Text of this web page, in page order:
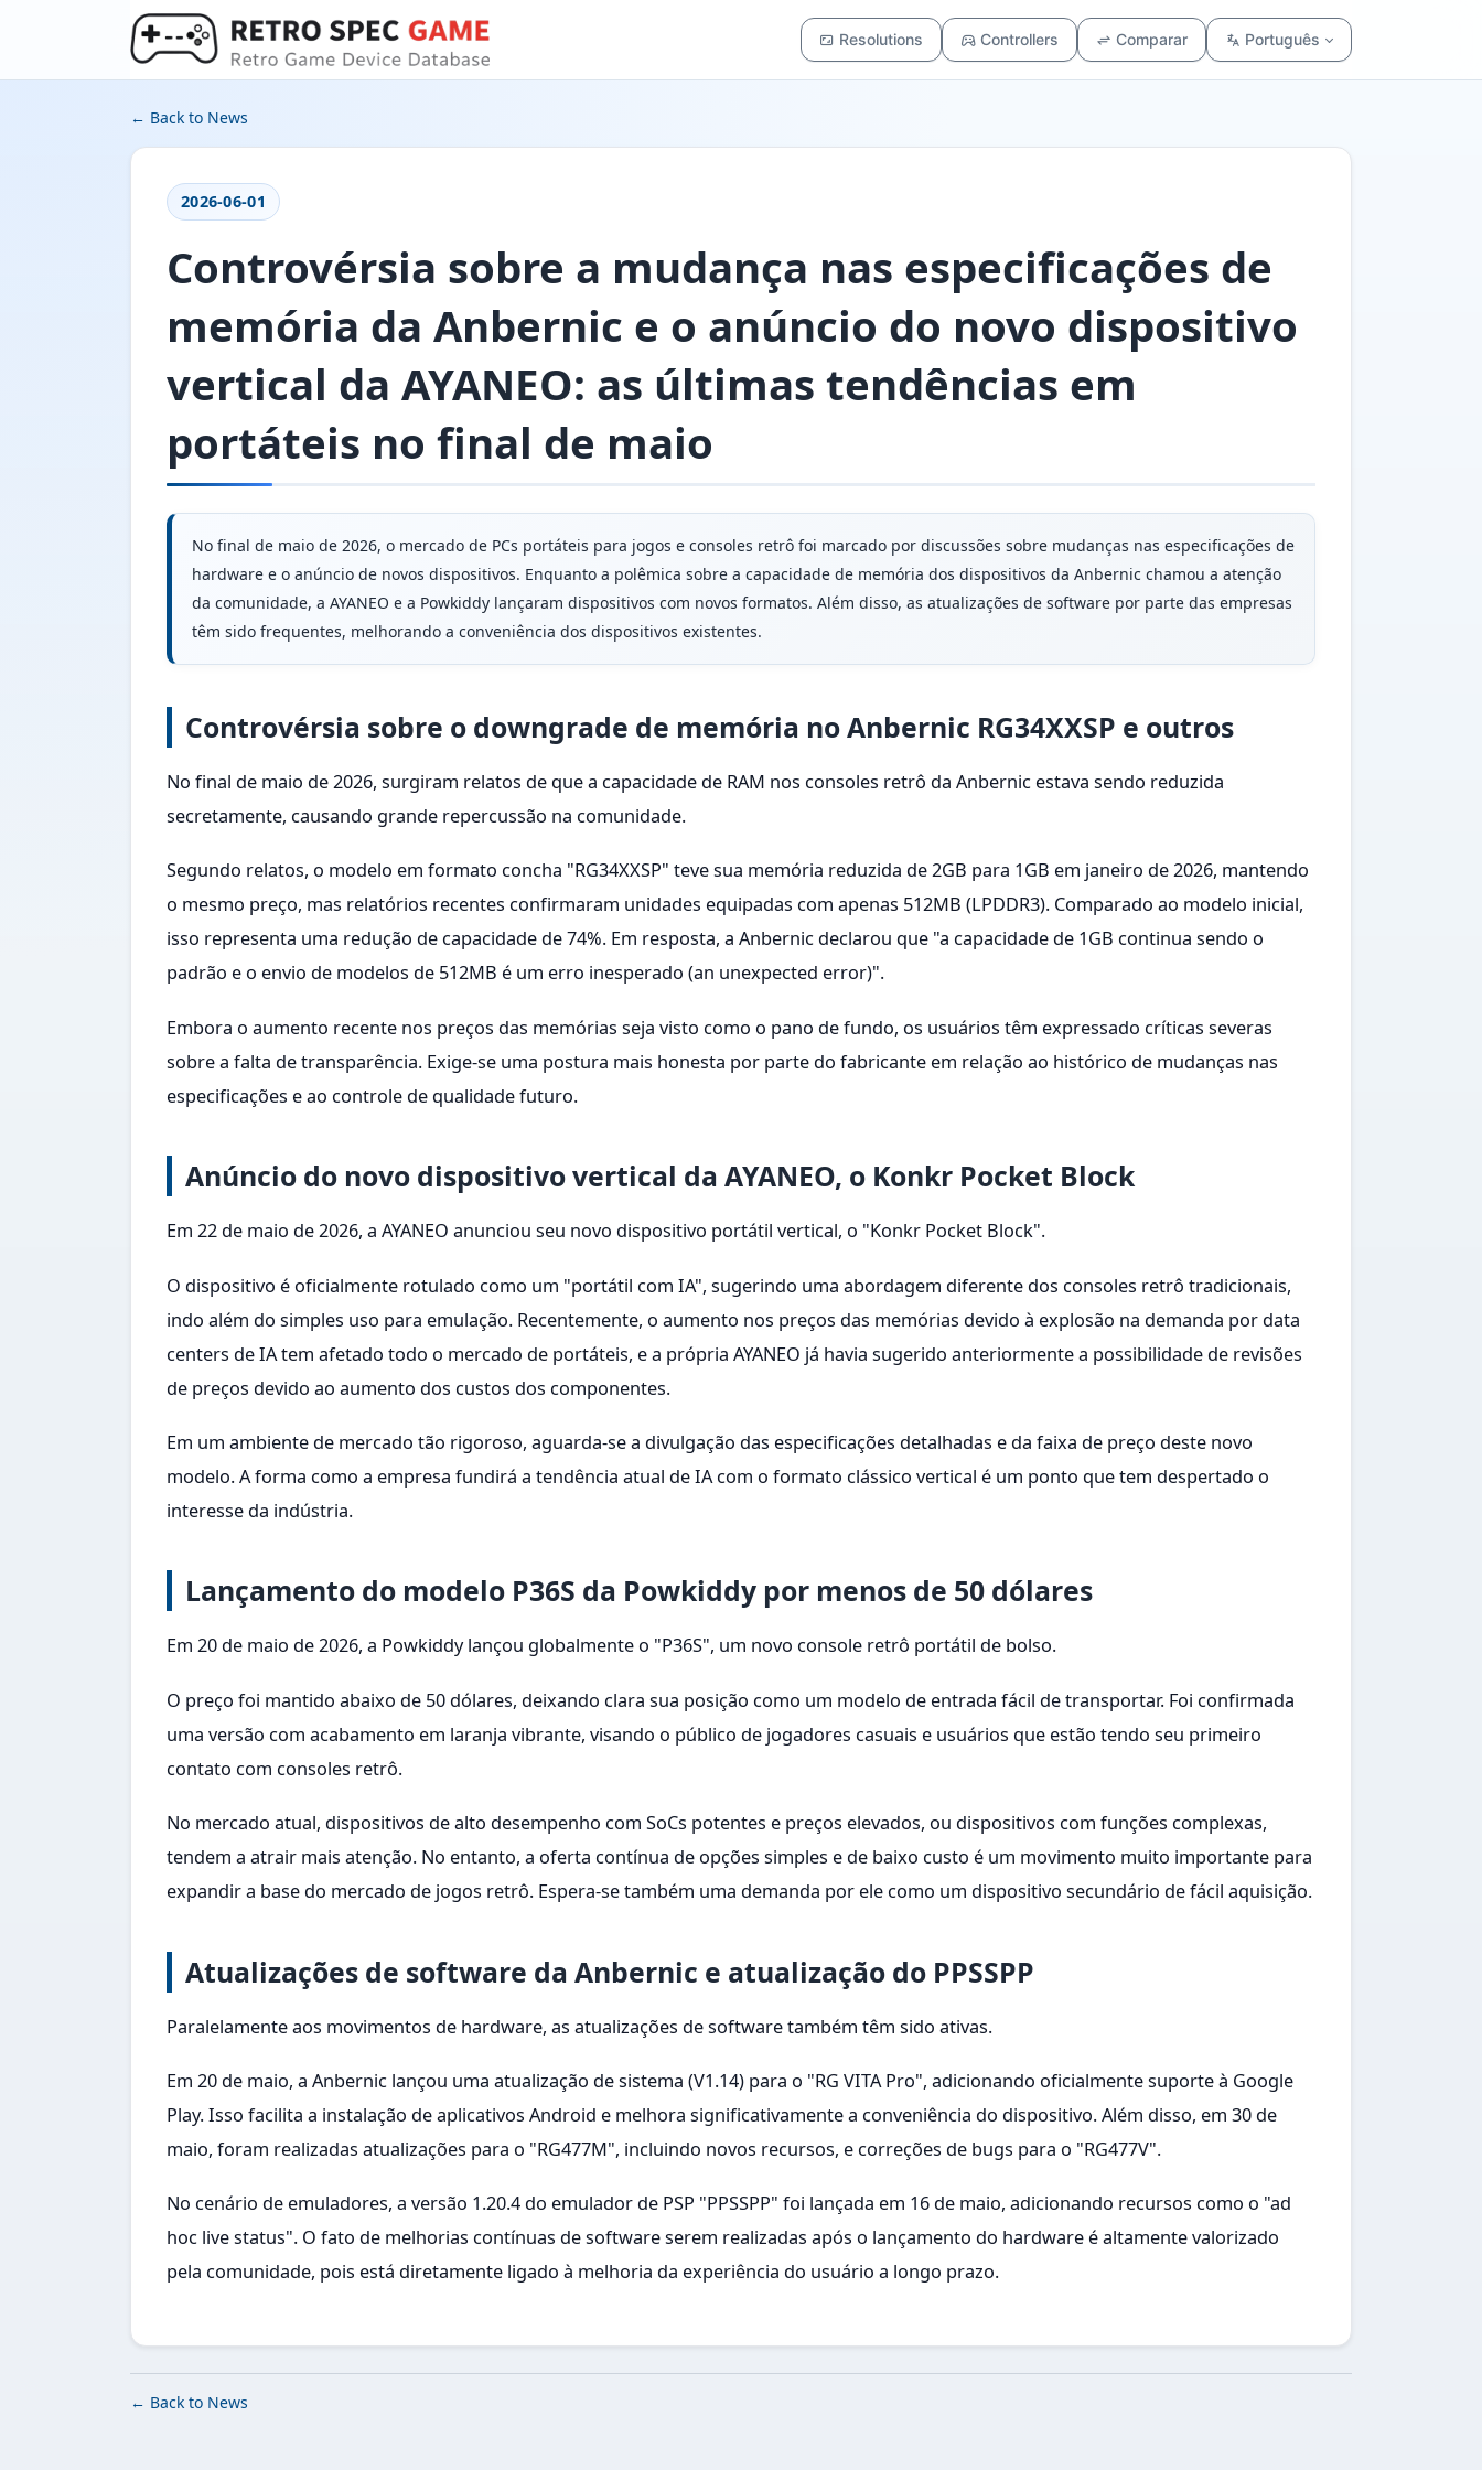
Resolutions Controllers Comparar Português
← Back to News
2026-06-01
Controvérsia sobre a mudança nas especificações de
memória da Anbernic e o anúncio do novo dispositivo
vertical da AYANEO: as últimas tendências em
portáteis no final de maio
No final de maio de 2026, o mercado de PCs portáteis para jogos e consoles retrô foi marcado por discussões sobre mudanças nas especificações de
hardware e o anúncio de novos dispositivos. Enquanto a polêmica sobre a capacidade de memória dos dispositivos da Anbernic chamou a atenção
da comunidade, a AYANEO e a Powkiddy lançaram dispositivos com novos formatos. Além disso, as atualizações de software por parte das empresas
têm sido frequentes, melhorando a conveniência dos dispositivos existentes.
Controvérsia sobre o downgrade de memória no Anbernic RG34XXSP e outros
No final de maio de 2026, surgiram relatos de que a capacidade de RAM nos consoles retrô da Anbernic estava sendo reduzida
secretamente, causando grande repercussão na comunidade.
Segundo relatos, o modelo em formato concha "RG34XXSP" teve sua memória reduzida de 2GB para 1GB em janeiro de 2026, mantendo
o mesmo preço, mas relatórios recentes confirmaram unidades equipadas com apenas 512MB (LPDDR3). Comparado ao modelo inicial,
isso representa uma redução de capacidade de 74%. Em resposta, a Anbernic declarou que "a capacidade de 1GB continua sendo o
padrão e o envio de modelos de 512MB é um erro inesperado (an unexpected error)".
Embora o aumento recente nos preços das memórias seja visto como o pano de fundo, os usuários têm expressado críticas severas
sobre a falta de transparência. Exige-se uma postura mais honesta por parte do fabricante em relação ao histórico de mudanças nas
especificações e ao controle de qualidade futuro.
Anúncio do novo dispositivo vertical da AYANEO, o Konkr Pocket Block
Em 22 de maio de 2026, a AYANEO anunciou seu novo dispositivo portátil vertical, o "Konkr Pocket Block".
O dispositivo é oficialmente rotulado como um "portátil com IA", sugerindo uma abordagem diferente dos consoles retrô tradicionais,
indo além do simples uso para emulação. Recentemente, o aumento nos preços das memórias devido à explosão na demanda por data
centers de IA tem afetado todo o mercado de portáteis, e a própria AYANEO já havia sugerido anteriormente a possibilidade de revisões
de preços devido ao aumento dos custos dos componentes.
Em um ambiente de mercado tão rigoroso, aguarda-se a divulgação das especificações detalhadas e da faixa de preço deste novo
modelo. A forma como a empresa fundirá a tendência atual de IA com o formato clássico vertical é um ponto que tem despertado o
interesse da indústria.
Lançamento do modelo P36S da Powkiddy por menos de 50 dólares
Em 20 de maio de 2026, a Powkiddy lançou globalmente o "P36S", um novo console retrô portátil de bolso.
O preço foi mantido abaixo de 50 dólares, deixando clara sua posição como um modelo de entrada fácil de transportar. Foi confirmada
uma versão com acabamento em laranja vibrante, visando o público de jogadores casuais e usuários que estão tendo seu primeiro
contato com consoles retrô.
No mercado atual, dispositivos de alto desempenho com SoCs potentes e preços elevados, ou dispositivos com funções complexas,
tendem a atrair mais atenção. No entanto, a oferta contínua de opções simples e de baixo custo é um movimento muito importante para
expandir a base do mercado de jogos retrô. Espera-se também uma demanda por ele como um dispositivo secundário de fácil aquisição.
Atualizações de software da Anbernic e atualização do PPSSPP
Paralelamente aos movimentos de hardware, as atualizações de software também têm sido ativas.
Em 20 de maio, a Anbernic lançou uma atualização de sistema (V1.14) para o "RG VITA Pro", adicionando oficialmente suporte à Google
Play. Isso facilita a instalação de aplicativos Android e melhora significativamente a conveniência do dispositivo. Além disso, em 30 de
maio, foram realizadas atualizações para o "RG477M", incluindo novos recursos, e correções de bugs para o "RG477V".
No cenário de emuladores, a versão 1.20.4 do emulador de PSP "PPSSPP" foi lançada em 16 de maio, adicionando recursos como o "ad
hoc live status". O fato de melhorias contínuas de software serem realizadas após o lançamento do hardware é altamente valorizado
pela comunidade, pois está diretamente ligado à melhoria da experiência do usuário a longo prazo.
← Back to News